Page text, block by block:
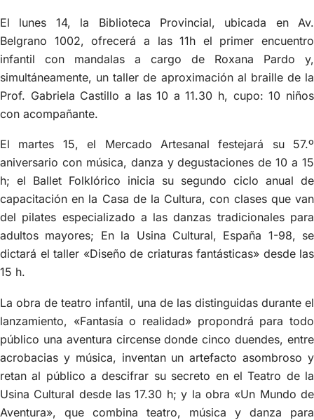
El lunes 14, la Biblioteca Provincial, ubicada en Av.
Belgrano 1002, ofrecerá a las 11h el primer encuentro
infantil con mandalas a cargo de Roxana Pardo y,
simultáneamente, un taller de aproximación al braille de la
Prof. Gabriela Castillo a las 10 a 11.30 h, cupo: 10 niños
con acompañante.
El martes 15, el Mercado Artesanal festejará su 57.º
aniversario con música, danza y degustaciones de 10 a 15
h; el Ballet Folklórico inicia su segundo ciclo anual de
capacitación en la Casa de la Cultura, con clases que van
del pilates especializado a las danzas tradicionales para
adultos mayores; En la Usina Cultural, España 1-98, se
dictará el taller «Diseño de criaturas fantásticas» desde las
15 h.
La obra de teatro infantil, una de las distinguidas durante el
lanzamiento, «Fantasía o realidad» propondrá para todo
público una aventura circense donde cinco duendes, entre
acrobacias y música, inventan un artefacto asombroso y
retan al público a descifrar su secreto en el Teatro de la
Usina Cultural desde las 17.30 h; y la obra «Un Mundo de
Aventura», que combina teatro, música y danza para